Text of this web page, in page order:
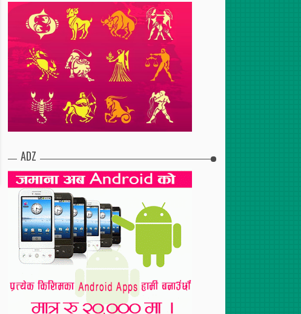
पैंचो पसलको सेवा पोखरामा पनि
Apr 28,2017
सिजी एयर कुलर र पंखाको माग
बढ्दो
Apr 28, 2017
ADZ